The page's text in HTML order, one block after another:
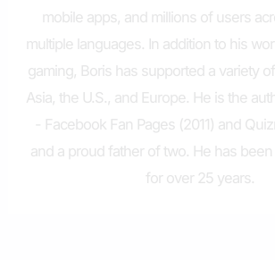
mobile apps, and millions of users
multiple languages. In addition to his
gaming, Boris has supported a variety
Asia, the U.S., and Europe. He is the
- Facebook Fan Pages (2011) and
and a proud father of two. He has
for over 25 years.